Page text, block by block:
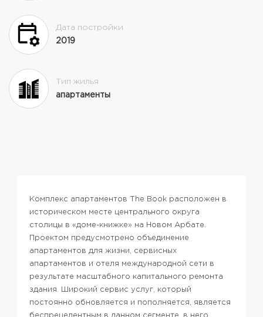
Дата постройки
2019
Тип жилья
апартаменты
Комплекс апартаментов The Book расположен в
историческом месте центрального округа
столицы в «доме-книжке» на Новом Арбате.
Проектом предусмотрено объединение
апартаментов для жизни, сервисных
апартаментов и отеля международной сети в
результате масштабного капитального ремонта
здания. Широкий сервис услуг, который
постоянно обновляется и пополняется, является
беспрецедентным в данном сегменте, в него